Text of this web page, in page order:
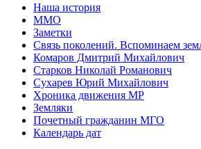
Наша история
ММО
Заметки
Связь поколений. Вспоминаем
Комаров Дмитрий Михайлович
Старков Николай Романович
Сухарев Юрий Михайлович
Хроника движения МР
Земляки
Почетный гражданин МГО
Календарь дат